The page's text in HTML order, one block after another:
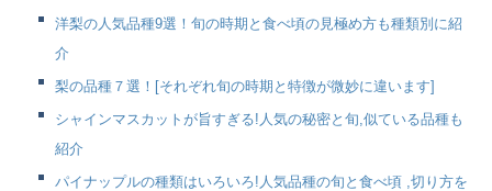
洋梨の人気品種9選！旬の時期と食べ頃の見極め方も種類別に紹
介
梨の品種７選！[それぞれ旬の時期と特徴が微妙に違います]
シャインマスカットが旨すぎる!人気の秘密と旬,似ている品種も
紹介
パイナップルの種類はいろいろ!人気品種の旬と食べ頃 ,切り方を